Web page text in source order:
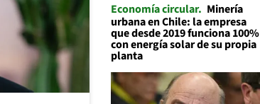
Economía circular
Minería
urbana en Chile: la empresa
que desde 2019 funciona 100%
con energía solar de su propia
planta